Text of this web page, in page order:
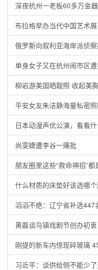
深夜杭州一老板60多万金
布拉格举办当代中国艺术展
俄罗斯向叙利亚海岸派侦
单身女子又在杭州闹市区
柳岩游美国晒靓照 收起美
平安女友朱洁静海量私密
日本动漫声优公演，看看
尚雯婕遭李谷一痛批
朋友圈里这些“救命神招”都
什么材质的床垫好该选哪
滔滔不绝：辽宁省补选447
黄磊谈乌镇戏剧节创办初
刚提的新车内惊现碎玻璃
习近平：谈供给侧不能少